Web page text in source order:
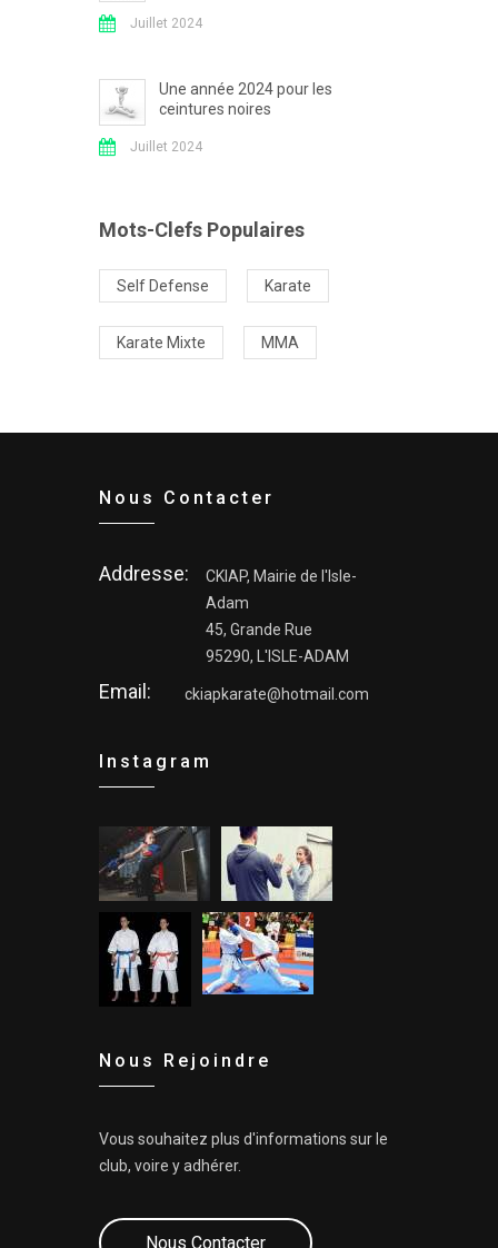
Juillet 2024
Une année 2024 pour les
ceintures noires
Juillet 2024
Mots-Clefs Populaires
Self Defense Karate
Karate Mixte MMA
Nous Contacter
Addresse:
CKIAP, Mairie de l'Isle-
Adam
45, Grande Rue
95290, L'ISLE-ADAM
Email: ckiapkarate@hotmail.com
Instagram
Nous Rejoindre
Vous souhaitez plus d'informations sur le
club, voire y adhérer.
Nous Contacter